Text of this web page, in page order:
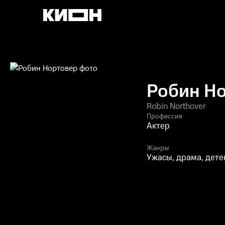
Робин
Robin Northover
Профессия
Актер
Жанры
Ужасы, драма,